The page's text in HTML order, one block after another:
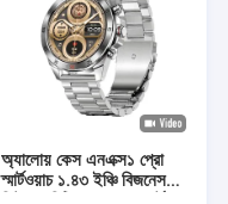
অ্যালোয় কেস এনএক্স১ প্রো
স্মার্টওয়াচ ১.৪৩ ইঞ্চি বিজনেস